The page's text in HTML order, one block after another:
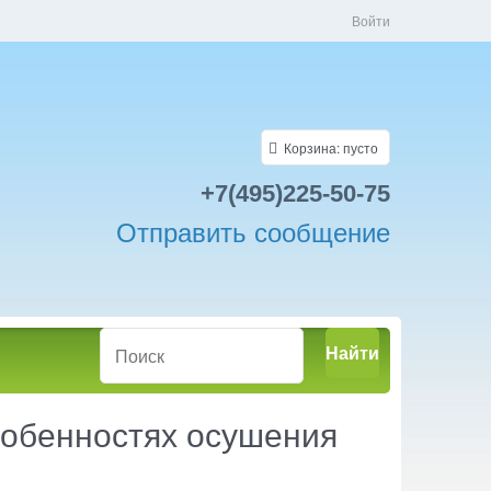
Войти
Корзина:пусто
+7(495)225-50-75
Отправить сообщение
Найти
осушения